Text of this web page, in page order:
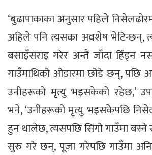
‘बुढापाकाका अनुसार पहिले
अहिले पनि त्यसका अवशेष भेटिन्छन्,
बसाइँसराइ गरेर अन्तै जाँदा हिँड्न
गाउँमाथिको ओडारमा छोडे छन्,
उनीहरूको मृत्यु भइसकेको रहेछ,’
भने, ‘उनीहरूको मृत्यु भइसकेपछि
हुन थालेछ, त्यसपछि सिंगो गाउँमा
सुरु गरे छन्, पूजा गरेपछि गाउँमा